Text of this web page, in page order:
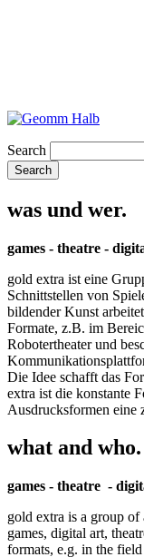
Search
was und wer.
games - theatre -
gold extra ist eine
Schnittstellen von
bildender Kunst
Formate, z.B. im
Robotertheater und
Die Idee schafft das
extra ist die konstante
Ausdrucksformen eine
what and who.
games - theatre -
gold extra is a group
games, digital art,
formats, e.g. in the